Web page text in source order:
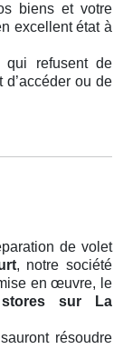
biens et votre
excellent état à
qui refusent de
d’accéder ou de
de volet
, notre société
en œuvre, le
stores
sur La
résoudre